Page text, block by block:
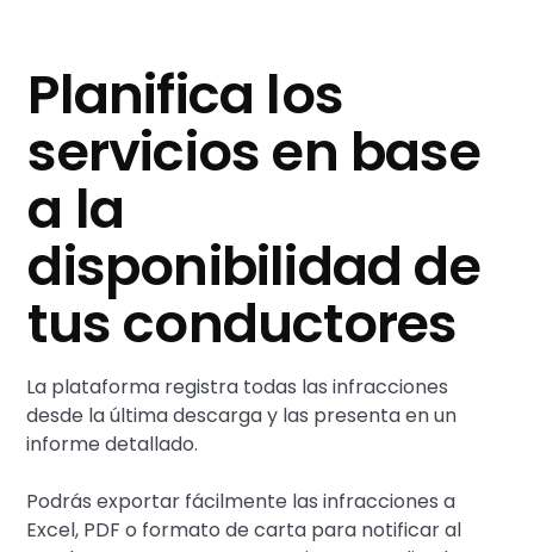
Planifica los
servicios en base
a la
disponibilidad de
tus conductores
La plataforma registra todas las infracciones
desde la última descarga y las presenta en un
informe detallado.
Podrás exportar fácilmente las infracciones a
Excel, PDF o formato de carta para notificar al